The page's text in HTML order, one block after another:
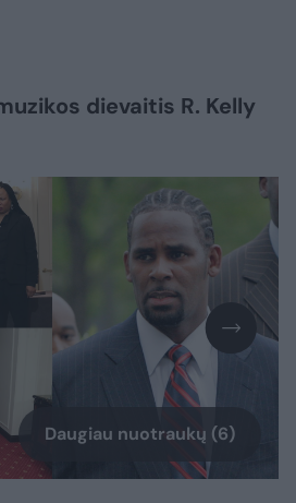
dievaitis R. Kelly
Daugiau nuotraukų (6)